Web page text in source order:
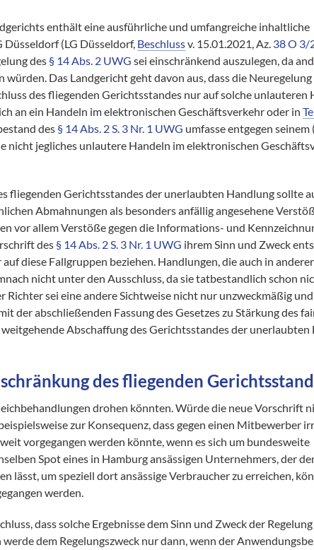
enthält eine ausführliche und umfangreiche inhaltliche
Düsseldorf (LG Düsseldorf, Beschlussv. 15.01.2021, Az. 38 O 3/
des § 14 Abs. 2 UWG sei einschränkend auszulegen, da
Das Landgericht geht davon aus, dass die Neuregelung
des fliegenden Gerichtsstandes nur auf solche unlauteren
an ein Handeln im elektronischen Geschäftsverkehr oder in
des § 14 Abs. 2 S. 3 Nr. 1 UWG umfasse entgegen
nicht jegliches unlautere Handeln im elektronischen
fliegenden Gerichtsstandes der unerlaubten Handlung sollte
Abmahnungen als besonders anfällig angesehene
vor allem Verstöße gegen die Informations- und
des § 14 Abs. 2 S. 3 Nr. 1 UWG ihrem Sinn und Zweck
diese Fallgruppen beziehen. Handlungen, die auch in
nicht unter den Ausschluss, da sie tatbestandlich schon
Richter sei eine andere Sichtweise nicht nur unzweckmäßig und
der abschließenden Fassung des Gesetzes zu Stärkung des
Abschaffung des Gerichtsstandes der unerlaubten
des fliegenden
drohen könnten. Würde die neue Vorschrift
zur Konsequenz, dass gegen einen Mitbewerber
vorgegangen werden könnte, wenn es sich um bundesweite
Spot eines in Hamburg ansässigen Unternehmers, der
lässt, um speziell dort ansässige Verbraucher zu erreichen,
werden.
dass solche Ergebnisse dem Sinn und Zweck der Regelung
dem Regelungszweck nur dann, wenn der